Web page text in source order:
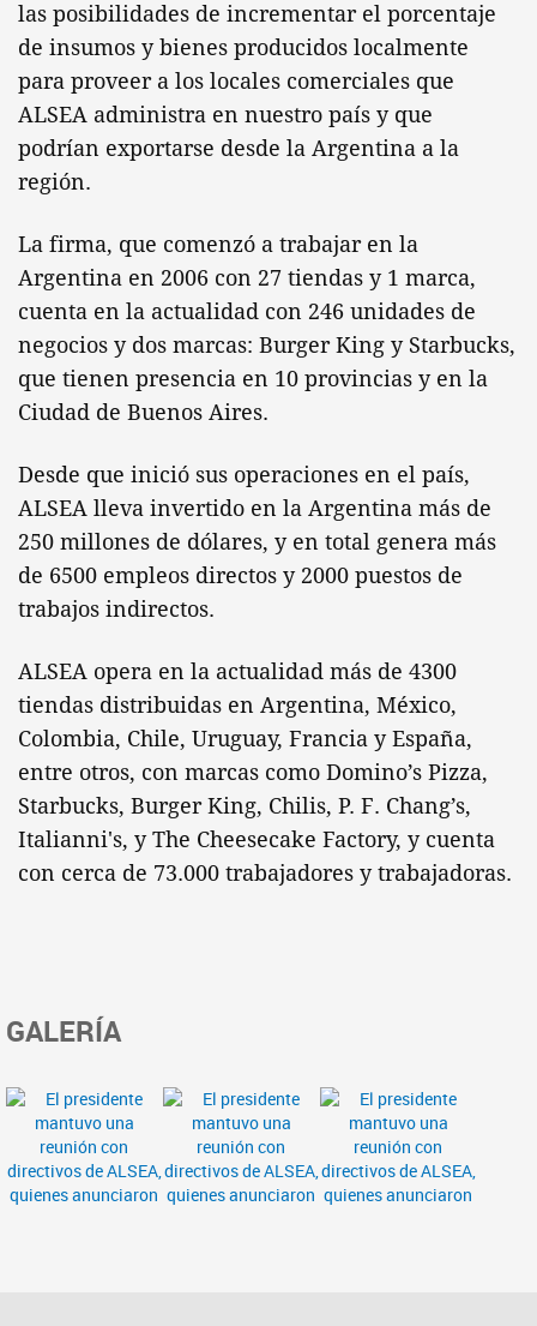
las posibilidades de incrementar el porcentaje
de insumos y bienes producidos localmente
para proveer a los locales comerciales que
ALSEA administra en nuestro país y que
podrían exportarse desde la Argentina a la
región.
La firma, que comenzó a trabajar en la
Argentina en 2006 con 27 tiendas y 1 marca,
cuenta en la actualidad con 246 unidades de
negocios y dos marcas: Burger King y Starbucks,
que tienen presencia en 10 provincias y en la
Ciudad de Buenos Aires.
Desde que inició sus operaciones en el país,
ALSEA lleva invertido en la Argentina más de
250 millones de dólares, y en total genera más
de 6500 empleos directos y 2000 puestos de
trabajos indirectos.
ALSEA opera en la actualidad más de 4300
tiendas distribuidas en Argentina, México,
Colombia, Chile, Uruguay, Francia y España,
entre otros, con marcas como Domino’s Pizza,
Starbucks, Burger King, Chilis, P. F. Chang’s,
Italianni's, y The Cheesecake Factory, y cuenta
con cerca de 73.000 trabajadores y trabajadoras.
GALERÍA